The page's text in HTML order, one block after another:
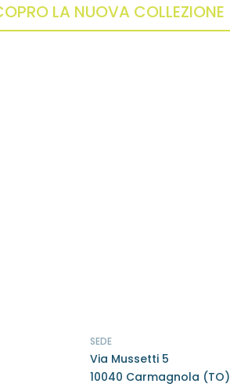
LA NUOVA COLLEZIONE
SEDE
Via Mussetti 5
10040 Carmagnola (TO)